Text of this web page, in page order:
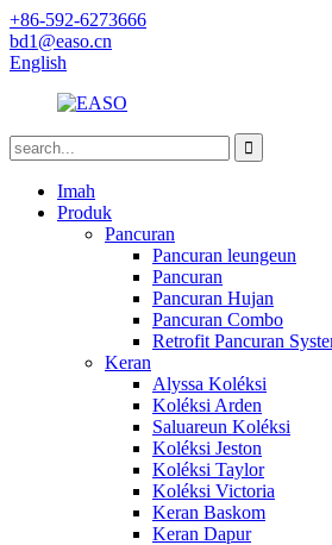
+86-592-6273666
bd1@easo.cn
English
Imah
Produk
Pancuran
Pancuran leungeun
Pancuran
Pancuran Hujan
Pancuran Combo
Retrofit Pancuran
Keran
Alyssa Koléksi
Koléksi Arden
Saluareun Koléksi
Koléksi Jeston
Koléksi Taylor
Koléksi Victoria
Keran Baskom
Keran Dapur